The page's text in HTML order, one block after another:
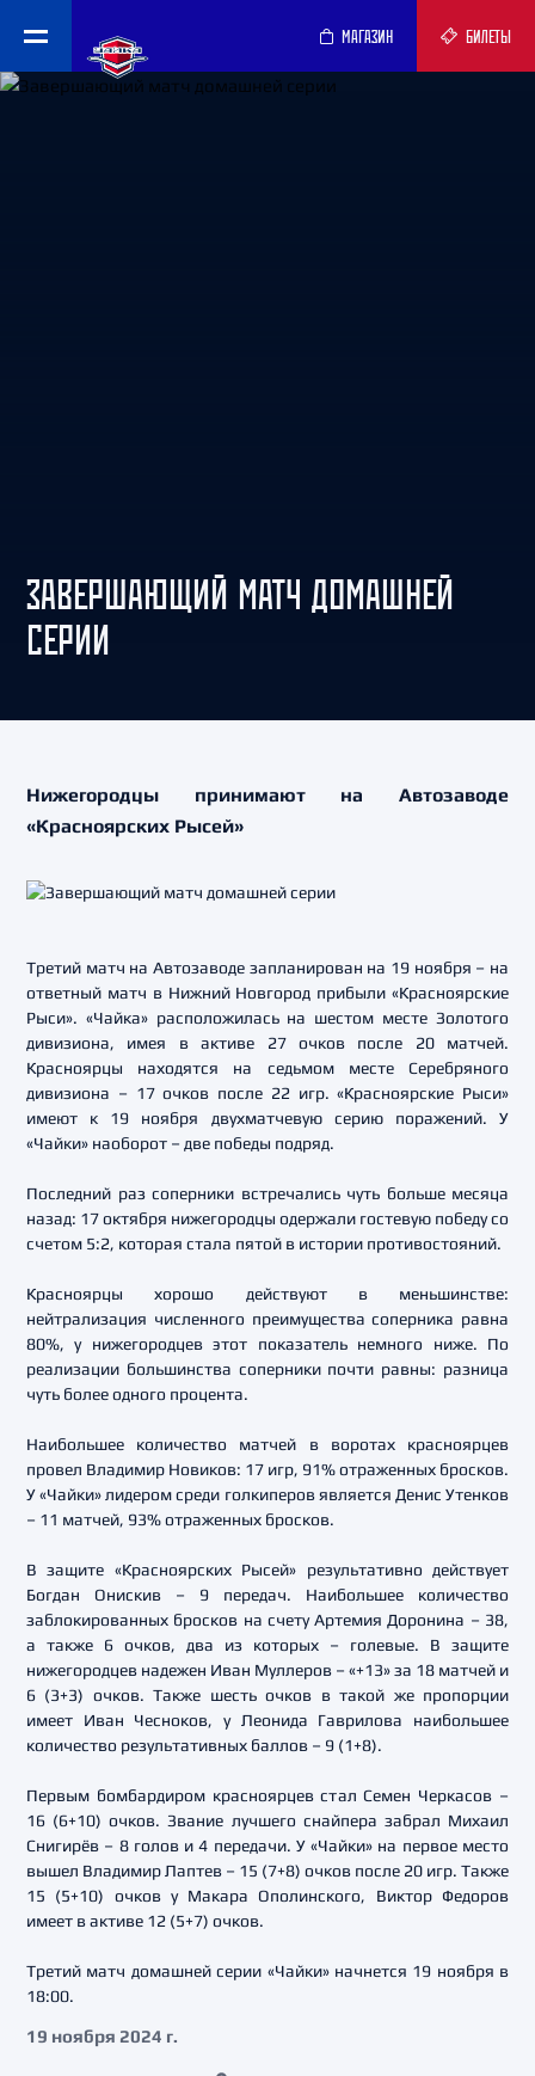
МАГАЗИН БИЛЕТЫ
ЗАВЕРШАЮЩИЙ МАТЧ ДОМАШНЕЙ
СЕРИИ
Нижегородцы принимают на Автозаводе
«Красноярских Рысей»
Третий матч на Автозаводе запланирован на 19 ноября – на
ответный матч в Нижний Новгород прибыли «Красноярские
Рыси». «Чайка» расположилась на шестом месте Золотого
дивизиона, имея в активе 27 очков после 20 матчей.
Красноярцы находятся на седьмом месте Серебряного
дивизиона – 17 очков после 22 игр. «Красноярские Рыси»
имеют к 19 ноября двухматчевую серию поражений. У
«Чайки» наоборот – две победы подряд.
Последний раз соперники встречались чуть больше месяца
назад: 17 октября нижегородцы одержали гостевую победу со
счетом 5:2, которая стала пятой в истории противостояний.
Красноярцы хорошо действуют в меньшинстве:
нейтрализация численного преимущества соперника равна
80%, у нижегородцев этот показатель немного ниже. По
реализации большинства соперники почти равны: разница
чуть более одного процента.
Наибольшее количество матчей в воротах красноярцев
провел Владимир Новиков: 17 игр, 91% отраженных бросков.
У «Чайки» лидером среди голкиперов является Денис Утенков
– 11 матчей, 93% отраженных бросков.
В защите «Красноярских Рысей» результативно действует
Богдан Онискив – 9 передач. Наибольшее количество
заблокированных бросков на счету Артемия Доронина – 38,
а также 6 очков, два из которых – голевые. В защите
нижегородцев надежен Иван Муллеров – «+13» за 18 матчей и
6 (3+3) очков. Также шесть очков в такой же пропорции
имеет Иван Чесноков, у Леонида Гаврилова наибольшее
количество результативных баллов – 9 (1+8).
Первым бомбардиром красноярцев стал Семен Черкасов –
16 (6+10) очков. Звание лучшего снайпера забрал Михаил
Снигирёв – 8 голов и 4 передачи. У «Чайки» на первое место
вышел Владимир Лаптев – 15 (7+8) очков после 20 игр. Также
15 (5+10) очков у Макара Ополинского, Виктор Федоров
имеет в активе 12 (5+7) очков.
Третий матч домашней серии «Чайки» начнется 19 ноября в
18:00.
19 ноября 2024 г.